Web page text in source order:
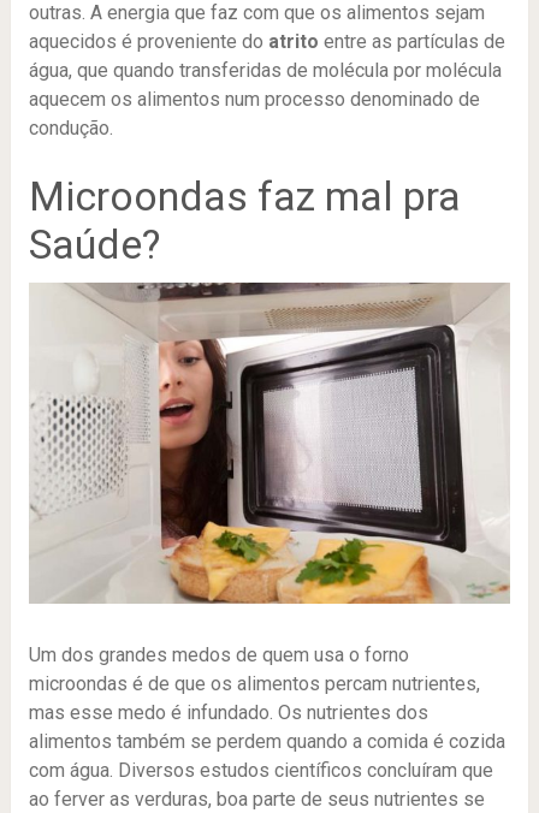
outras. A energia que faz com que os alimentos sejam
aquecidos é proveniente do atrito entre as partículas de
água, que quando transferidas de molécula por molécula
aquecem os alimentos num processo denominado de
condução.
Microondas faz mal pra
Saúde?
Um dos grandes medos de quem usa o forno
microondas é de que os alimentos percam nutrientes,
mas esse medo é infundado. Os nutrientes dos
alimentos também se perdem quando a comida é cozida
com água. Diversos estudos científicos concluíram que
ao ferver as verduras, boa parte de seus nutrientes se